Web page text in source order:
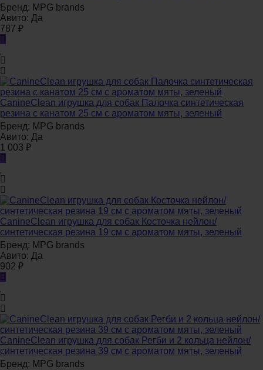
Бренд: MPG brands
Авито: Да
787 ₽
CanineClean игрушка для собак Палочка синтетическая
резина с канатом 25 см с ароматом мяты, зеленый
Бренд: MPG brands
Авито: Да
1 003 ₽
CanineClean игрушка для собак Косточка нейлон/
синтетическая резина 19 см с ароматом мяты, зеленый
Бренд: MPG brands
Авито: Да
902 ₽
CanineClean игрушка для собак Регби и 2 кольца нейлон/
синтетическая резина 39 см с ароматом мяты, зеленый
Бренд: MPG brands